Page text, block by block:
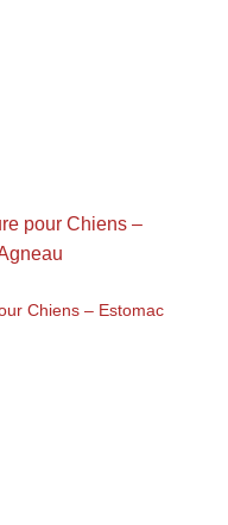
Chiens – Estomac